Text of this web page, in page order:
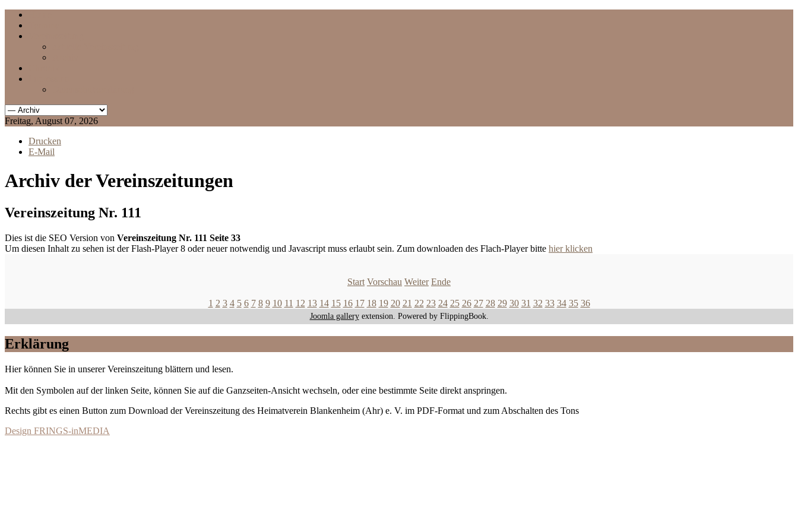
Freitag, August 07, 2026
Drucken
E-Mail
Archiv der Vereinszeitungen
Vereinszeitung Nr. 111
Dies ist die SEO Version von Vereinszeitung Nr. 111 Seite 33
Um diesen Inhalt zu sehen ist der Flash-Player 8 oder neuer notwendig und Javascript muss erlaubt sein. Zum downloaden des Flach-Player bitte hier klicken
Start Vorschau Weiter Ende
1 2 3 4 5 6 7 8 9 10 11 12 13 14 15 16 17 18 19 20 21 22 23 24 25 26 27 28 29 30 31 32 33 34 35 36
Joomla galleryextension. Powered by FlippingBook.
Erklärung
Hier können Sie in unserer Vereinszeitung blättern und lesen.
Mit den Symbolen auf der linken Seite, können Sie auf die Ganzseiten-Ansicht wechseln, oder eine bestimmte Seite direkt anspringen.
Rechts gibt es einen Button zum Download der Vereinszeitung des Heimatverein Blankenheim (Ahr) e. V. im PDF-Format und zum Abschalten des Tons
Design FRINGS-inMEDIA